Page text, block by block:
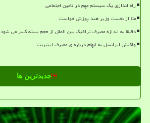
راه اندازی یک سیستم مهم در تامین اجتماعی
متا از نخست وزیر هند پوزش خواست
دقیقا به اندازه مصرف ترافیک بین الملل از حجم بسته کسر می شود
واکنش ایرانسل به ابهام درباره ی مصرف اینترنت
جدیدترین ها